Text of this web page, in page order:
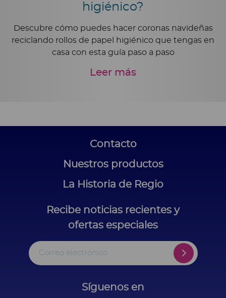
higiénico?
Descubre cómo puedes hacer coronas navideñas
reciclando rollos de papel higiénico que tengas en
casa con esta guía paso a paso
Leer más
Contacto
Nuestros productos
La Historia de Regio
Recibe noticias recientes y
ofertas especiales
Correo electrónico
Síguenos en